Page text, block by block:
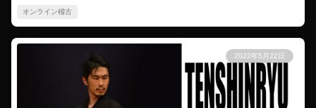
オンライン稽古
2022年5月22日